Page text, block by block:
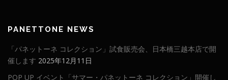
PANETTONE NEWS
「パネットーネ コレクション」試食販売会、日本橋三越本店で開
催します 2025年12月11日
POP UP イベント「サマー・パネットーネ コレクション」開催し